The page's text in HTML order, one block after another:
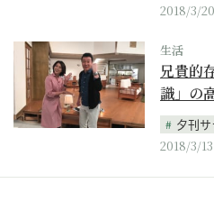
2018/3/20
生活
兄貴的
識」の
夕刊サ
2018/3/13